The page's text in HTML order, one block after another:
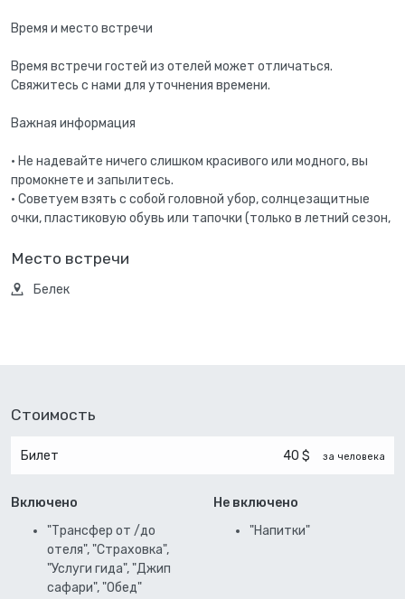
Время и место встречи
Время встречи гостей из отелей может отличаться.
Свяжитесь с нами для уточнения времени.
Важная информация
• Не надевайте ничего слишком красивого или модного, вы
промокнете и запылитесь.
• Советуем взять с собой головной убор, солнцезащитные
очки, пластиковую обувь или тапочки (только в летний сезон,
Место встречи
Белек
Стоимость
Билет 40 $ за человека
Включено
"Трансфер от /до
отеля", "Страховка",
"Услуги гида", "Джип
сафари", "Обед"
Не включено
"Напитки"